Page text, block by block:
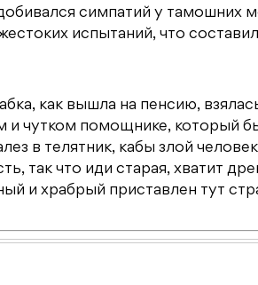
симпатий у тамошних
испытаний, что
как вышла на пенсию,
чутком помощнике, который
в телятник, кабы злой
так что иди старая, хватит
и храбрый приставлен тут